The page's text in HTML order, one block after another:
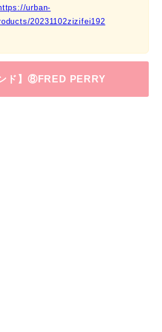
urban-
20231102zizifei192
ド】⑧FRED PERRY